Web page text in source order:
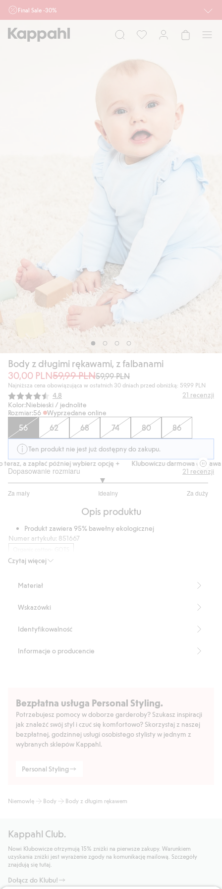
Final Sale -30%
działu outlet do 10.8 w sklepach Kappahl i Newbie oraz na kappahl.com. Ofert
nie łączymy
Dziecko
Body z długimi rękawami, z falbanami
30,00 PLN59,99 PLN59,99 PLN
Najniższa cena obowiązująca w ostatnich 30 dniach przed obniżką: 59,99 PLN
Średnia ocena:
4.8 21 recenzji
Kolor:Niebieski / jednolite
Rozmiar:56 Wyprzedane online
56 62 68 74 80 86
Ten produkt nie jest już dostępny do zakupu.
a zapłać później wybierz opcję +
Klubowiczu darmowa dostawa
Dopasowanie rozmiaru
Za mały Idealny Za duży
na
głosów
21 recenzji
Opis produktu
Czytaj więcej
Produkt zawiera 95% bawełny ekologicznej
Numer artykułu: 851667
Materiał
Wskazówki
Identyfikowalność
Informacje o producencie
Bezpłatna usługa Personal Styling.
Potrzebujesz pomocy w doborze garderoby? Szukasz inspiracji
jak znaleźć swój styl i czuć się komfortowo? Skorzystaj z naszej
bezpłatnej, godzinnej usługi osobistego stylisty w jednym z
wybranych sklepów Kappahl.
Personal Styling
Niemowlę Body Body z długim rękawem
Kappahl Club.
Nowi Klubowicze otrzymują 15% zniżki na pierwsze zakupy. Warunkiem
uzyskania zniżki jest wyrażenie zgody na komunikację mailową. Szczegóły
znajdują się tutaj.
Dołącz do Klubu!